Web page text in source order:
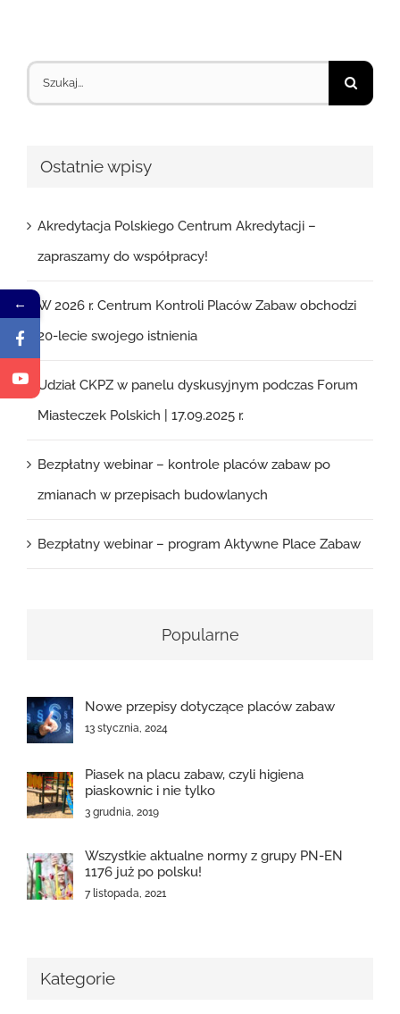
Szukaj
Ostatnie wpisy
Akredytacja Polskiego Centrum Akredytacji –
zapraszamy do współpracy!
W 2026 r. Centrum Kontroli Placów Zabaw obchodzi
20-lecie swojego istnienia
Udział CKPZ w panelu dyskusyjnym podczas Forum
Miasteczek Polskich | 17.09.2025 r.
Bezpłatny webinar – kontrole placów zabaw po
zmianach w przepisach budowlanych
Bezpłatny webinar – program Aktywne Place Zabaw
Popularne
Nowe przepisy dotyczące placów zabaw
13 stycznia, 2024
Piasek na placu zabaw, czyli higiena
piaskownic i nie tylko
3 grudnia, 2019
Wszystkie aktualne normy z grupy PN-EN
1176 już po polsku!
7 listopada, 2021
Kategorie
←